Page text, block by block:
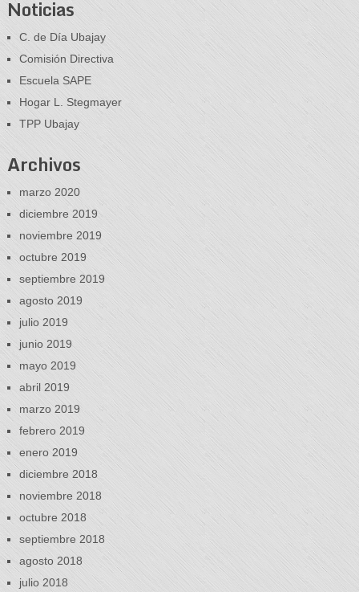
Noticias
C. de Día Ubajay
Comisión Directiva
Escuela SAPE
Hogar L. Stegmayer
TPP Ubajay
Archivos
marzo 2020
diciembre 2019
noviembre 2019
octubre 2019
septiembre 2019
agosto 2019
julio 2019
junio 2019
mayo 2019
abril 2019
marzo 2019
febrero 2019
enero 2019
diciembre 2018
noviembre 2018
octubre 2018
septiembre 2018
agosto 2018
julio 2018